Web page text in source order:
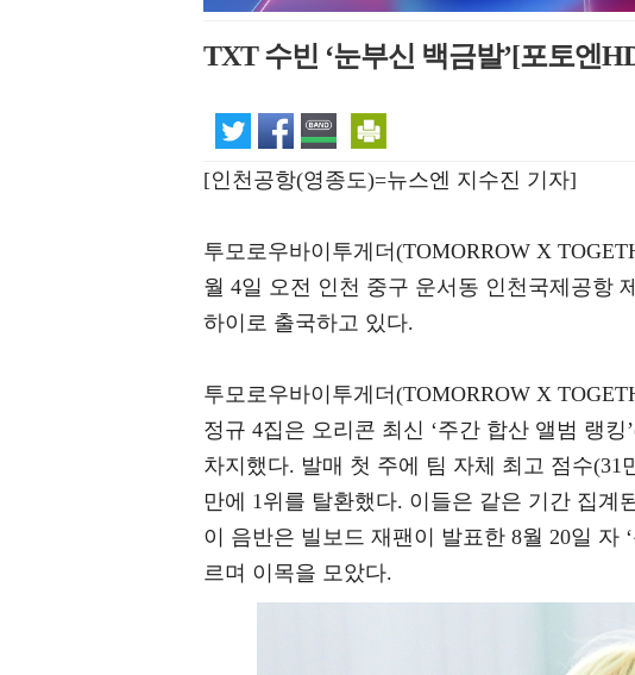
TXT 수빈 ‘눈부신 백금발’[포토엔
[인천공항(영종도)=뉴스엔 지수진 기자]
투모로우바이투게더(TOMORROW X
월 4일 오전 인천 중구 운서동 인천국제공항
하이로 출국하고 있다.
투모로우바이투게더(TOMORROW X
정규 4집은 오리콘 최신 ‘주간 합산 앨범 랭
차지했다. 발매 첫 주에 팀 자체 최고 점수(31
만에 1위를 탈환했다. 이들은 같은 기간 집계
이 음반은 빌보드 재팬이 발표한 8월 20일 자
르며 이목을 모았다.